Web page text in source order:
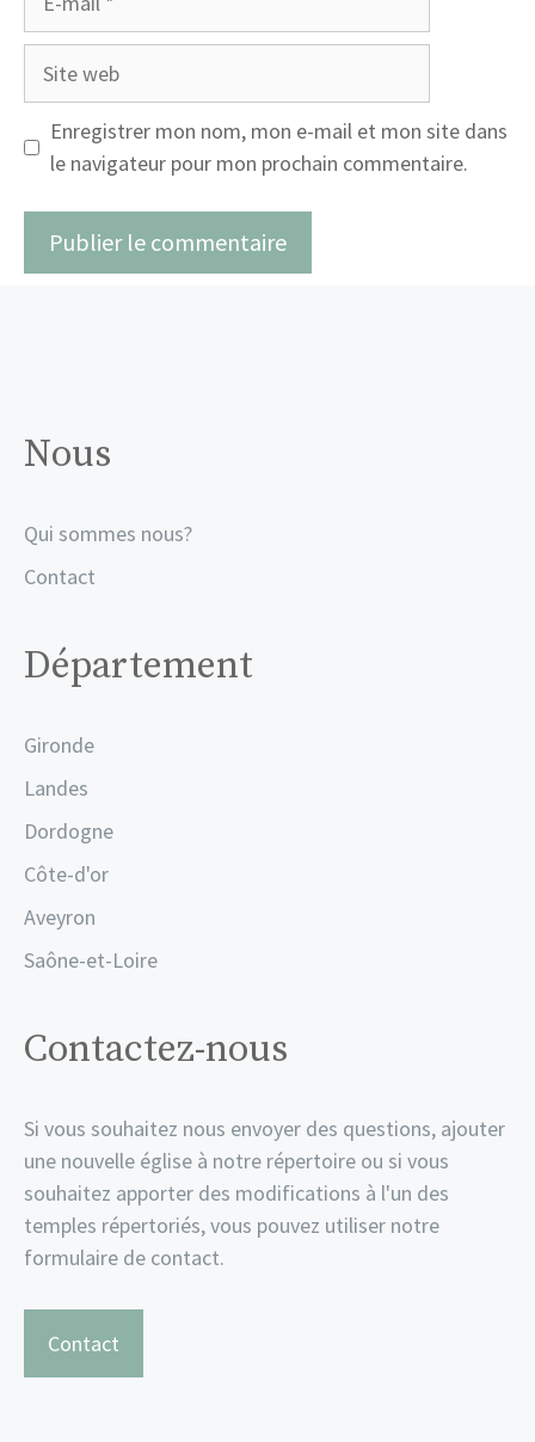
Site
Enregistrer mon nom, mon e-mail et mon site dans
le navigateur pour mon prochain commentaire.
Nous
Qui sommes nous?
Contact
Département
Gironde
Landes
Dordogne
Côte-d'or
Aveyron
Saône-et-Loire
Contactez-nous
Si vous souhaitez nous envoyer des questions, ajouter
une nouvelle église à notre répertoire ou si vous
souhaitez apporter des modifications à l'un des
temples répertoriés, vous pouvez utiliser notre
formulaire de contact.
Contact